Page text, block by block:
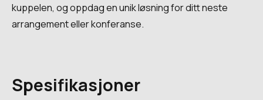
Spesifikasjoner
kuppelen, og oppdag en unik løsning for ditt neste
arrangement eller konferanse.